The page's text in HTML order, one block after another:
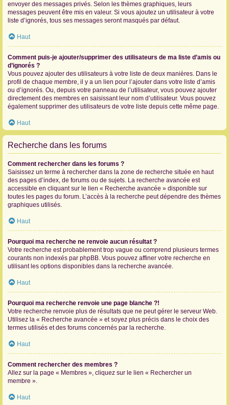
envoyer des messages privés. Selon les thèmes graphiques, leurs
messages peuvent être mis en valeur. Si vous ajoutez un utilisateur à votre
liste d’ignorés, tous ses messages seront masqués par défaut.
Haut
Comment puis-je ajouter/supprimer des utilisateurs de ma liste d’amis ou
d’ignorés ?
Vous pouvez ajouter des utilisateurs à votre liste de deux manières. Dans le
profil de chaque membre, il y a un lien pour l’ajouter dans votre liste d’amis
ou d’ignorés. Ou, depuis votre panneau de l’utilisateur, vous pouvez ajouter
directement des membres en saisissant leur nom d’utilisateur. Vous pouvez
également supprimer des utilisateurs de votre liste depuis cette même page.
Haut
Recherche dans les forums
Comment rechercher dans les forums ?
Saisissez un terme à rechercher dans la zone de recherche située en haut
des pages d’index, de forums ou de sujets. La recherche avancée est
accessible en cliquant sur le lien « Recherche avancée » disponible sur
toutes les pages du forum. L’accès à la recherche peut dépendre des thèmes
graphiques utilisés.
Haut
Pourquoi ma recherche ne renvoie aucun résultat ?
Votre recherche est probablement trop vague ou comprend plusieurs termes
courants non indexés par phpBB. Vous pouvez affiner votre recherche en
utilisant les options disponibles dans la recherche avancée.
Haut
Pourquoi ma recherche renvoie une page blanche ?!
Votre recherche renvoie plus de résultats que ne peut gérer le serveur Web.
Utilisez la « Recherche avancée » et soyez plus précis dans le choix des
termes utilisés et des forums concernés par la recherche.
Haut
Comment rechercher des membres ?
Allez sur la page « Membres », cliquez sur le lien « Rechercher un
membre ».
Haut